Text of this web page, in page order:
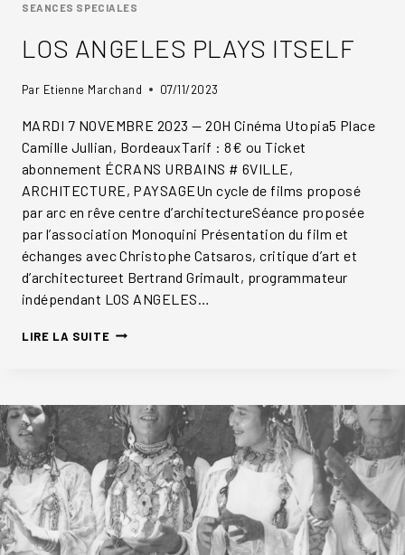
SEANCES SPECIALES
LOS ANGELES PLAYS ITSELF
Par Etienne Marchand 07/11/2023
MARDI 7 NOVEMBRE 2023 — 20H Cinéma Utopia5 Place
Camille Jullian, BordeauxTarif : 8€ ou Ticket
abonnement ÉCRANS URBAINS # 6VILLE,
ARCHITECTURE, PAYSAGEUn cycle de films proposé
par arc en rêve centre d’architectureSéance proposée
par l’association Monoquini Présentation du film et
échanges avec Christophe Catsaros, critique d’art et
d’architectureet Bertrand Grimault, programmateur
indépendant LOS ANGELES…
LIRE LA SUITELOS